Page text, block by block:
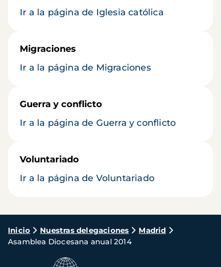
Ir a la página de Iglesia católica
Migraciones
Ir a la página de Migraciones
Guerra y conflicto
Ir a la página de Guerra y conflicto
Voluntariado
Ir a la página de Voluntariado
Ruta
de
navegación
Inicio Nuestras delegaciones
Madrid
Asamblea Diocesana anual 2014